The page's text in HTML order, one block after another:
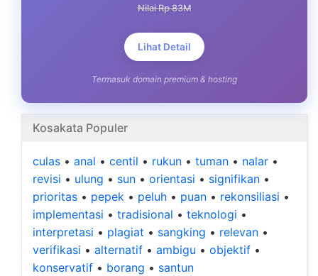
Nilai Rp 83M
Lihat Detail
Termasuk domain premium & hosting
Kosakata Populer
culas • anal • centil • rukun • tuman • nalar •
revisi • ulung • sun • orientasi • signifikan •
prioritas • pepek • peluh • puan • rekonsiliasi •
implementasi • tradisional • teknologi •
interpretasi • plagiat • sangking • relevan •
verifikasi • alternatif • ambigu • objektif •
konservatif • borang • santun